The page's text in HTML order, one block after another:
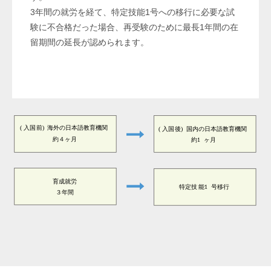
3年間の就労を経て、特定技能1号への移行に必要な試
験に不合格だった場合、再受験のために最長1年間の在
留期間の延長が認められます。